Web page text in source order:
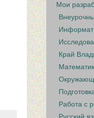
Мои
Край
Работа с